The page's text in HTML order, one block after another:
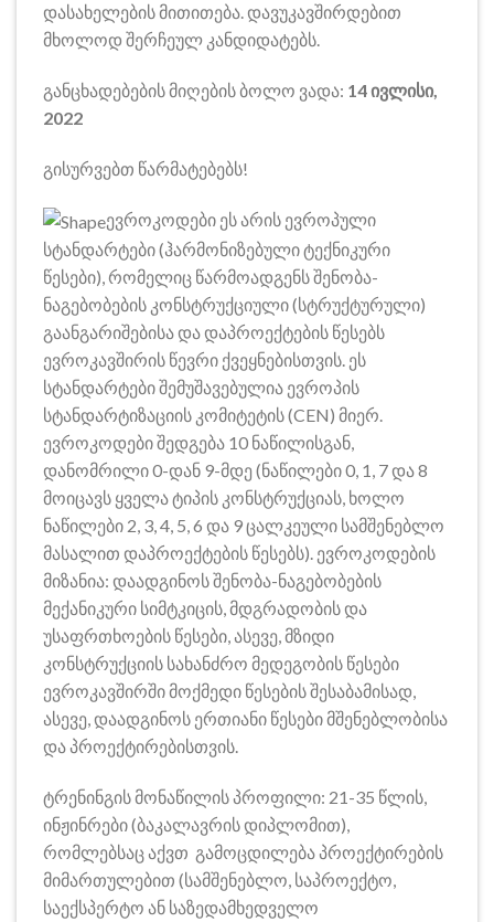
დასახელების მითითება. დავუკავშირდებით
მხოლოდ შერჩეულ კანდიდატებს.
განცხადებების მიღების ბოლო ვადა: 14 ივლისი,
2022
გისურვებთ წარმატებებს!
ევროკოდები ეს არის ევროპული
სტანდარტები (ჰარმონიზებული ტექნიკური
წესები), რომელიც წარმოადგენს შენობა-
ნაგებობების კონსტრუქციული (სტრუქტურული)
გაანგარიშებისა და დაპროექტების წესებს
ევროკავშირის წევრი ქვეყნებისთვის. ეს
სტანდარტები შემუშავებულია ევროპის
სტანდარტიზაციის კომიტეტის (CEN) მიერ.
ევროკოდები შედგება 10 ნაწილისგან,
დანომრილი 0-დან 9-მდე (ნაწილები 0, 1, 7 და 8
მოიცავს ყველა ტიპის კონსტრუქციას, ხოლო
ნაწილები 2, 3, 4, 5, 6 და 9 ცალკეული სამშენებლო
მასალით დაპროექტების წესებს). ევროკოდების
მიზანია: დაადგინოს შენობა-ნაგებობების
მექანიკური სიმტკიცის, მდგრადობის და
უსაფრთხოების წესები, ასევე, მზიდი
კონსტრუქციის სახანძრო მედეგობის წესები
ევროკავშირში მოქმედი წესების შესაბამისად,
ასევე, დაადგინოს ერთიანი წესები მშენებლობისა
და პროექტირებისთვის.
ტრენინგის მონაწილის პროფილი: 21-35 წლის,
ინჟინრები (ბაკალავრის დიპლომით),
რომლებსაც აქვთ გამოცდილება პროექტირების
მიმართულებით (სამშენებლო, საპროექტო,
საექსპერტო ან საზედამხედველო